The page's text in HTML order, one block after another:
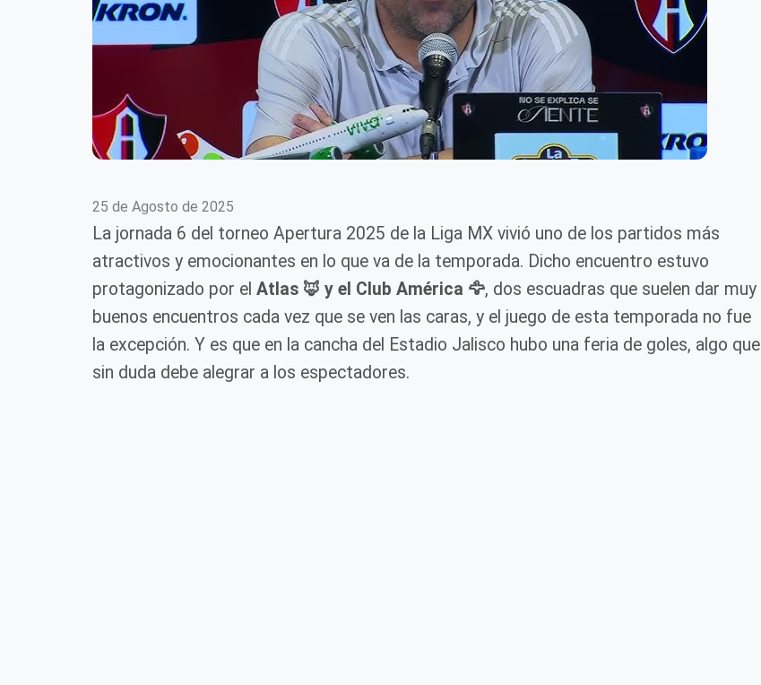
25 de Agosto de 2025
La jornada 6 del torneo Apertura 2025 de la Liga MX vivió uno de los partidos más
atractivos y emocionantes en lo que va de la temporada. Dicho encuentro estuvo
protagonizado por el Atlas 🦊 y el Club América 🦅, dos escuadras que suelen dar muy
buenos encuentros cada vez que se ven las caras, y el juego de esta temporada no fue
la excepción. Y es que en la cancha del Estadio Jalisco hubo una feria de goles, algo que
sin duda debe alegrar a los espectadores.